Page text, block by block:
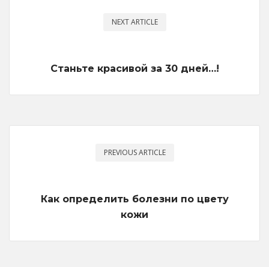
NEXT ARTICLE
Станьте красивой за 30 дней…!
PREVIOUS ARTICLE
Как определить болезни по цвету
кожи